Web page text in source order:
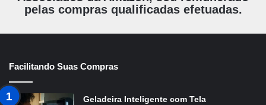
pelas compras qualificadas efetuadas.
Facilitando Suas Compras
Geladeira Inteligente com Tela